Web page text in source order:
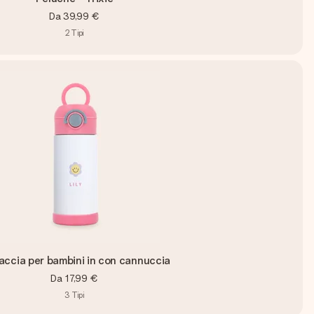
Da 39,99 €
2 Tipi
per bambini in con cannuccia
Da 17,99 €
3 Tipi